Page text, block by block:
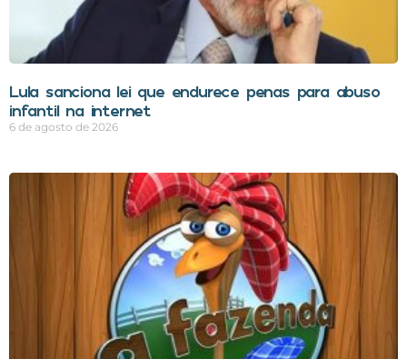
Lula sanciona lei que endurece penas para abuso
infantil na internet
6 de agosto de 2026